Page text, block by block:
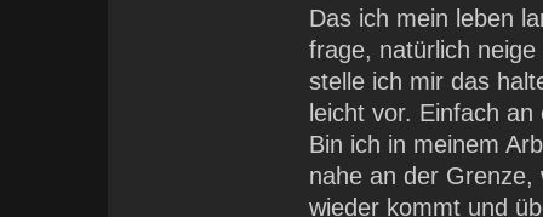
Das ich mein leben
frage, natürlich
stelle ich mir das
leicht vor. Einfach
Bin ich in meinem
nahe an der Grenze,
wieder kommt und